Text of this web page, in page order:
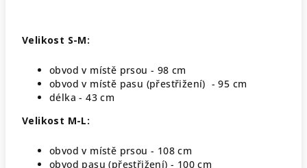
Velikost S-M:
obvod v místě prsou - 98 cm
obvod v místě pasu (přestřižení) - 95 cm
délka - 43 cm
Velikost M-L:
obvod v místě prsou - 108 cm
obvod pasu (přestřižení) - 100 cm